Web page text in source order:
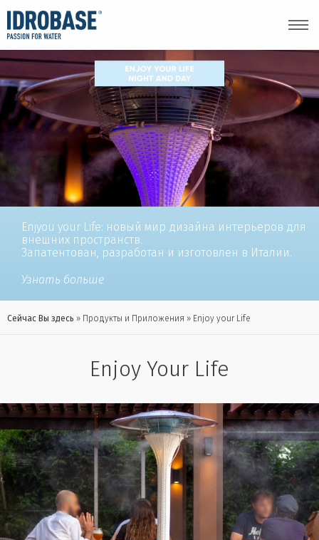
Enjyou your Life: новый мир дизайна интерьеров для
внешних пространств.
Запатентован, разработан и изготовлен в Италии.
Узнать больше
Сейчас Вы здесь Продукты и Приложения Enjoy your Life
Enjoy Your Life